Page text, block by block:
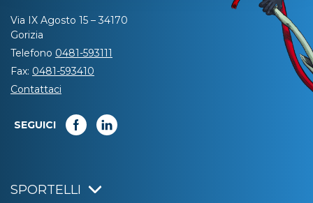
Via IX Agosto 15 – 34170
Gorizia
Telefono 0481-593111
Fax: 0481-593410
Contattaci
SEGUICI
SPORTELLI